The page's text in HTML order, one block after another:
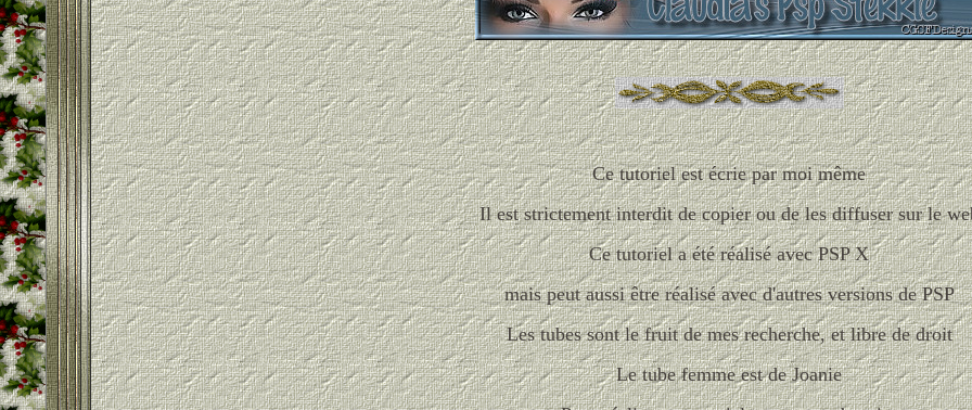
Ce tutoriel est écrie par moi même
Il est strictement interdit de copier ou de les diffuser sur le
Ce tutoriel a été réalisé avec PSP X
mais peut aussi être réalisé avec d'autres versions de PSP
Les tubes sont le fruit de mes recherche, et libre de droit
Le tube femme est de Joanie